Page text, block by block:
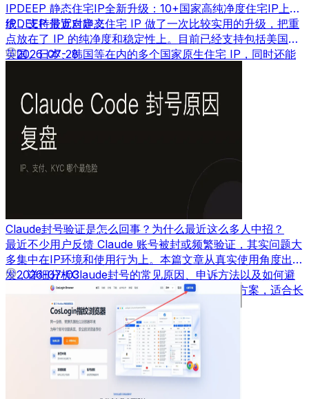
IPDEEP 静态住宅IP全新升级：10+国家高纯净度住宅IP上
线，支持带宽自定义
IPDEEP 最近对静态住宅 IP 做了一次比较实用的升级，把重
点放在了 IP 的纯净度和稳定性上。目前已经支持包括美国、
英国、日本、韩国等在内的多个国家原生住宅 IP，同时还能
2026-07-28
Claude封号验证是怎么回事？为什么最近这么多人中招？
最近不少用户反馈 Claude 账号被封或频繁验证，其实问题大
多集中在IP环境和使用行为上。本篇文章从真实使用角度出
发，详细分析Claude封号的常见原因、申诉方法以及如何避
免再次被封，并结合实际经验给出可落地的解决方案，适合长
期使用AI工具的用户参考。
2026-07-03